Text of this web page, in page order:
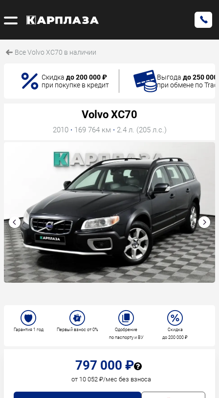
Все Volvo XC70 в наличии
Скидка до 200 000 ₽
при покупке в кредит
Выгода до 250
при обмене по
797 000 ₽
от 10 052 ₽/мес без взноса
Гарантия 1 год Первый взнос от 0%
Одобрение
по паспорту и ВУ
Скидка
до 200 000 ₽
Volvo XC70
2010 · 169 764 км · 2.4 л. (205 л.с.)